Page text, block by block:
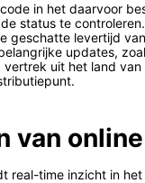
in het daarvoor
status te
geschatte levertijd
updates,
vertrek uit het land van
van
real-time inzicht in